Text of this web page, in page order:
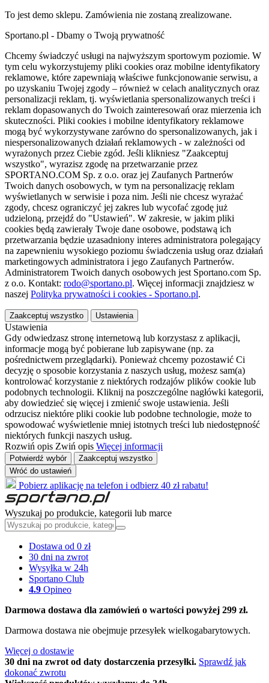
To jest demo sklepu. Zamówienia nie zostaną zrealizowane.
Sportano.pl - Dbamy o Twoją prywatność
Chcemy świadczyć usługi na najwyższym sportowym poziomie. W
tym celu wykorzystujemy pliki cookies oraz mobilne identyfikatory
reklamowe, które zapewniają właściwe funkcjonowanie serwisu, a
po uzyskaniu Twojej zgody – również w celach analitycznych oraz
personalizacji reklam, tj. wyświetlania spersonalizowanych treści i
reklam dopasowanych do Twoich zainteresowań oraz mierzenia ich
skuteczności. Pliki cookies i mobilne identyfikatory reklamowe
mogą być wykorzystywane zarówno do spersonalizowanych, jak i
niespersonalizowanych działań reklamowych - w zależności od
wyrażonych przez Ciebie zgód. Jeśli klikniesz "Zaakceptuj
wszystko", wyrazisz zgodę na przetwarzanie przez
SPORTANO.COM Sp. z o.o. oraz jej Zaufanych Partnerów
Twoich danych osobowych, w tym na personalizację reklam
wyświetlanych w serwisie i poza nim. Jeśli nie chcesz wyrażać
zgody, chcesz ograniczyć jej zakres lub wycofać zgodę już
udzieloną, przejdź do "Ustawień". W zakresie, w jakim pliki
cookies będą zawierały Twoje dane osobowe, podstawą ich
przetwarzania będzie uzasadniony interes administratora polegający
na zapewnieniu wysokiego poziomu świadczenia usług oraz działań
marketingowych administratora i jego Zaufanych Partnerów.
Administratorem Twoich danych osobowych jest Sportano.com Sp.
z o.o. Kontakt: rodo@sportano.pl. Więcej informacji znajdziesz w
naszej Polityka prywatności i cookies - Sportano.pl.
Zaakceptuj wszystko Ustawienia
Ustawienia
Gdy odwiedzasz stronę internetową lub korzystasz z aplikacji,
informacje mogą być pobierane lub zapisywane (np. za
pośrednictwem przeglądarki). Ponieważ chcemy pozostawić Ci
decyzję o sposobie korzystania z naszych usług, możesz sam(a)
kontrolować korzystanie z niektórych rodzajów plików cookie lub
podobnych technologii. Kliknij na poszczególne nagłówki kategorii,
aby dowiedzieć się więcej i zmienić swoje ustawienia. Jeśli
odrzucisz niektóre pliki cookie lub podobne technologie, może to
spowodować wyświetlenie mniej istotnych treści lub niedostępność
niektórych funkcji naszych usług.
Rozwiń opis Zwiń opis Więcej informacji
Potwierdź wybór
Zaakceptuj wszystko
Wróć do ustawień
Pobierz aplikację na telefon i odbierz 40 zł rabatu!
Wyszukaj po produkcie, kategorii lub marce
Dostawa od 0 zł
30 dni na zwrot
Wysyłka w 24h
Sportano Club
4.9 Opineo
Darmowa dostawa dla zamówień o wartości powyżej 299 zł.
Darmowa dostawa nie obejmuje przesyłek wielkogabarytowych.
Więcej o dostawie
30 dni na zwrot od daty dostarczenia przesyłki. Sprawdź jak
dokonać zwrotu